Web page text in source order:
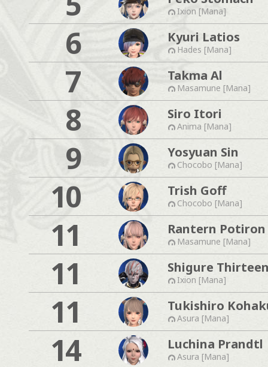
Ixion [Mana]
6 Kyuri Latios
Hades [Mana]
7 Takma Al
Masamune [Mana]
8 Siro Itori
Anima [Mana]
9 Yosyuan Sin
Chocobo [Mana]
10 Trish Goff
Chocobo [Mana]
11 Rantern Potiron
Masamune [Mana]
11 Shigure
Ixion [Mana]
11 Tukishiro
Asura [Mana]
14 Luchina Prandtl
Asura [Mana]